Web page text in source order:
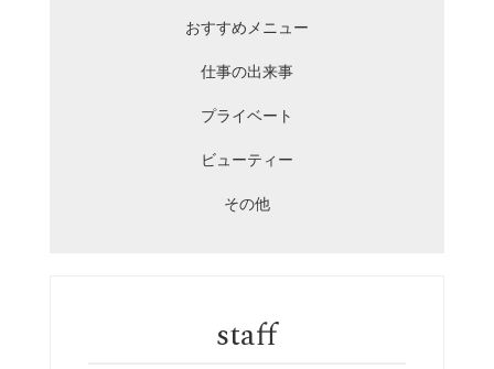
おすすめメニュー
仕事の出来事
プライベート
ビューティー
その他
staff